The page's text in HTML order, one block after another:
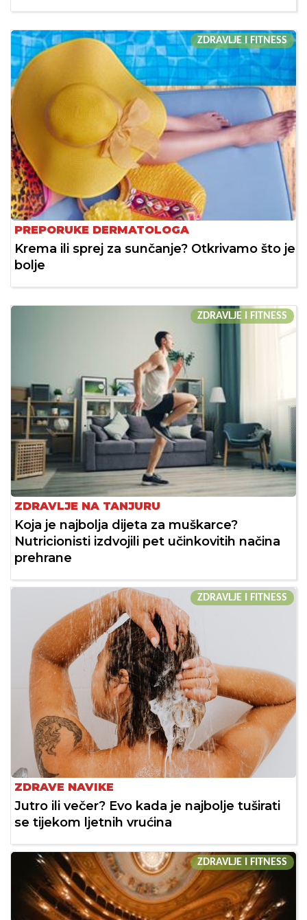
ZDRAVLJE I FITNESS
PREPORUKE DERMATOLOGA
Krema ili sprej za sunčanje? Otkrivamo što je
bolje
ZDRAVLJE I FITNESS
ZDRAVLJE NA TANJURU
Koja je najbolja dijeta za muškarce?
Nutricionisti izdvojili pet učinkovitih načina
prehrane
ZDRAVLJE I FITNESS
ZDRAVE NAVIKE
Jutro ili večer? Evo kada je najbolje tuširati
se tijekom ljetnih vrućina
ZDRAVLJE I FITNESS